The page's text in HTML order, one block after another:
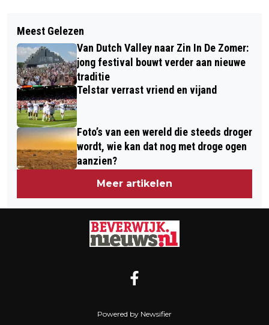
POLITIE GEEFT TIPS TEGEN
OPLICHTING DOOR BABBELTRUCS IN
BEVERWIJK
LITERAIRE ONTMOETING MET
JOSEPHINE ROMBOUTS IN KENNEMER
THEATER
Meest Gelezen
Van Dutch Valley naar Zin In De Zomer:
jong festival bouwt verder aan nieuwe
traditie
Telstar verrast vriend en vijand
Foto’s van een wereld die steeds droger
wordt, wie kan dat nog met droge ogen
aanzien?
Meer artikelen
Powered by Newsifier